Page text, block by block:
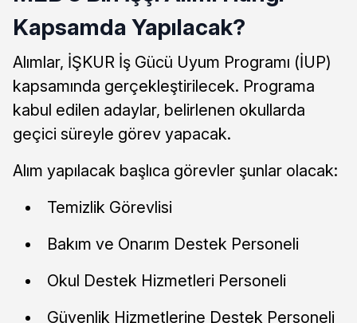
Kapsamda Yapılacak?
Alımlar, İŞKUR İş Gücü Uyum Programı (İUP)
kapsamında gerçekleştirilecek. Programa
kabul edilen adaylar, belirlenen okullarda
geçici süreyle görev yapacak.
Alım yapılacak başlıca görevler şunlar olacak:
Temizlik Görevlisi
Bakım ve Onarım Destek Personeli
Okul Destek Hizmetleri Personeli
Güvenlik Hizmetlerine Destek Personeli